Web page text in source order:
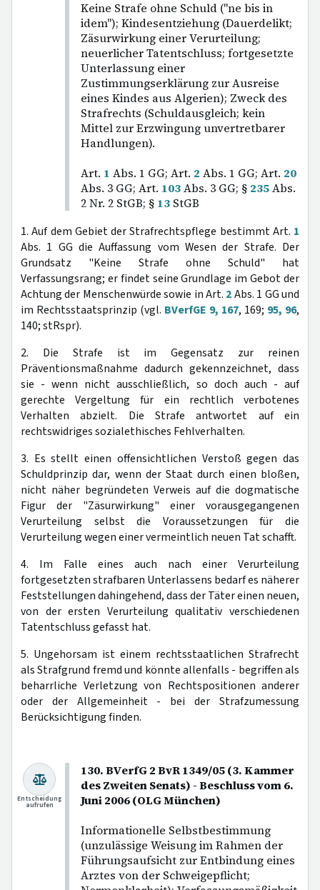
Keine Strafe ohne Schuld ("ne bis in
idem"); Kindesentziehung (Dauerdelikt;
Zäsurwirkung einer Verurteilung;
neuerlicher Tatentschluss; fortgesetzte
Unterlassung einer
Zustimmungserklärung zur Ausreise
eines Kindes aus Algerien); Zweck des
Strafrechts (Schuldausgleich; kein
Mittel zur Erzwingung unvertretbarer
Handlungen).
Art. 1 Abs. 1 GG; Art. 2 Abs. 1 GG; Art. 20
Abs. 3 GG; Art. 103Abs. 3 GG; § 235Abs.
2 Nr. 2 StGB; § 13 StGB
1. Auf dem Gebiet der Strafrechtspflege bestimmt Art. 1
Abs. 1 GG die Auffassung vom Wesen der Strafe. Der
Grundsatz "Keine Strafe ohne Schuld" hat
Verfassungsrang; er findet seine Grundlage im Gebot der
Achtung der Menschenwürde sowie in Art. 2Abs. 1 GG und
im Rechtsstaatsprinzip (vgl. BVerfGE 9, 167, 169; 95, 96,
140; stRspr).
2. Die Strafe ist im Gegensatz zur reinen
Präventionsmaßnahme dadurch gekennzeichnet, dass
sie - wenn nicht ausschließlich, so doch auch - auf
gerechte Vergeltung für ein rechtlich verbotenes
Verhalten abzielt. Die Strafe antwortet auf ein
rechtswidriges sozialethisches Fehlverhalten.
3. Es stellt einen offensichtlichen Verstoß gegen das
Schuldprinzip dar, wenn der Staat durch einen bloßen,
nicht näher begründeten Verweis auf die dogmatische
Figur der "Zäsurwirkung" einer vorausgegangenen
Verurteilung selbst die Voraussetzungen für die
Verurteilung wegen einer vermeintlich neuen Tat schafft.
4. Im Falle eines auch nach einer Verurteilung
fortgesetzten strafbaren Unterlassens bedarf es näherer
Feststellungen dahingehend, dass der Täter einen neuen,
von der ersten Verurteilung qualitativ verschiedenen
Tatentschluss gefasst hat.
5. Ungehorsam ist einem rechtsstaatlichen Strafrecht
als Strafgrund fremd und könnte allenfalls - begriffen als
beharrliche Verletzung von Rechtspositionen anderer
oder der Allgemeinheit - bei der Strafzumessung
Berücksichtigung finden.
130. BVerfG 2 BvR 1349/05 (3. Kammer
des Zweiten Senats) - Beschluss vom 6.
Juni 2006 (OLG München)
Informationelle Selbstbestimmung
(unzulässige Weisung im Rahmen der
Führungsaufsicht zur Entbindung eines
Arztes von der Schweigepflicht;
Entscheidung
aufrufen